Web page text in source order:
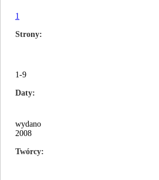
1
Strony
1-9
Daty
wydano
2008
Twórcy